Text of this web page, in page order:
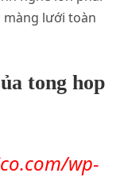
màng lưới toàn
tong hop
wp-